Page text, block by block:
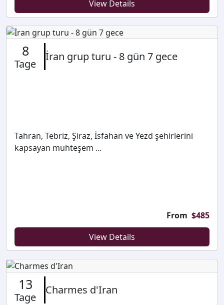
View Details
8
Tage
İran grup turu - 8 gün 7 gece
Tahran, Tebriz, Şiraz, İsfahan ve Yezd şehirlerini
kapsayan muhteşem ...
From $485
View Details
13
Tage
Charmes d'Iran